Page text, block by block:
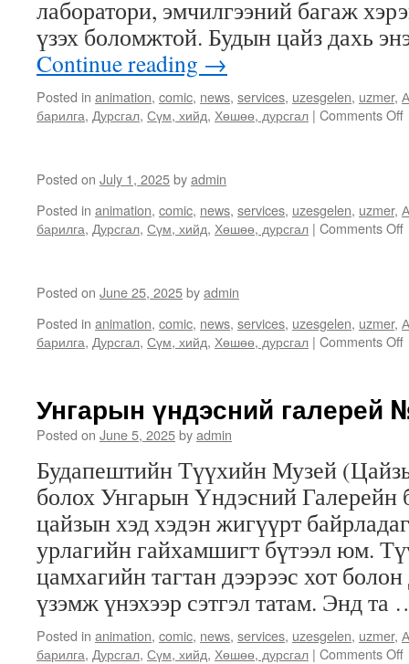
лаборатори, эмчилгээний багаж
үзэх боломжтой. Будын цайз дахь
Continue reading →
Posted in animation, comic, news, services, uzesgelen, uzmer,
барилга, Дурсгал, Сүм, хийд, Хөшөө, дурсгал | Comments Off
Posted on July 1, 2025byadmin
Posted in animation, comic, news, services, uzesgelen, uzmer,
барилга, Дурсгал, Сүм, хийд, Хөшөө, дурсгал | Comments Off
Posted on June 25, 2025byadmin
Posted in animation, comic, news, services, uzesgelen, uzmer,
барилга, Дурсгал, Сүм, хийд, Хөшөө, дурсгал | Comments Off
Унгарын үндэсний галерей
Posted on June 5, 2025byadmin
Будапештийн Түүхийн Музей
болох Унгарын Үндэсний Галерейн
цайзын хэд хэдэн жигүүрт
урлагийн гайхамшигт бүтээл юм.
цамхагийн тагтан дээрээс хот
үзэмж үнэхээр сэтгэл татам. Энд
Posted in animation, comic, news, services, uzesgelen, uzmer,
барилга, Дурсгал, Сүм, хийд, Хөшөө, дурсгал | Comments Off